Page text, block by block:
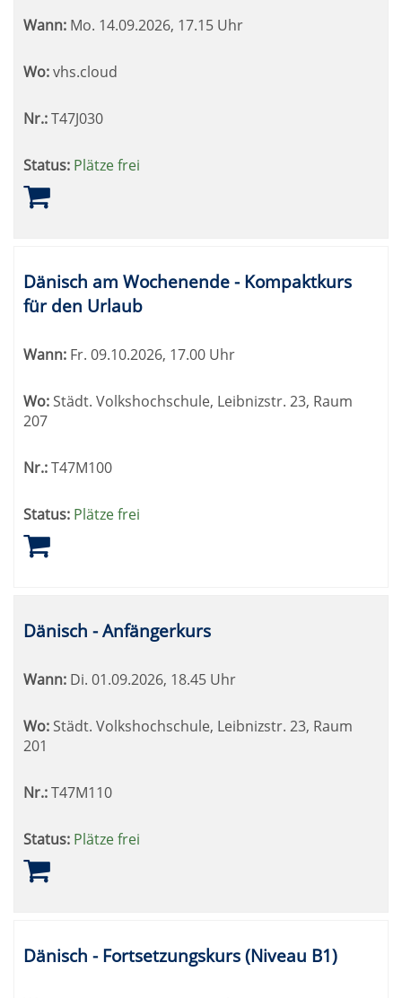
Wann: Mo. 14.09.2026, 17.15 Uhr
Wo:vhs.cloud
Nr.:T47J030
Status: Plätze frei
Dänisch am Wochenende - Kompaktkurs
für den Urlaub
Wann: Fr. 09.10.2026, 17.00 Uhr
Wo:Städt. Volkshochschule, Leibnizstr. 23, Raum
207
Nr.:T47M100
Status: Plätze frei
Dänisch - Anfängerkurs
Wann: Di. 01.09.2026, 18.45 Uhr
Wo: Städt. Volkshochschule, Leibnizstr. 23, Raum
201
Nr.:T47M110
Status: Plätze frei
Dänisch - Fortsetzungskurs (Niveau B1)